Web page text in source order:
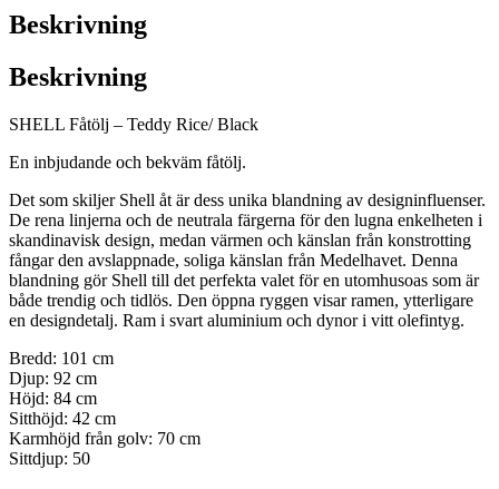
Rustik/Teddy
mängd
Beskrivning
Beskrivning
SHELL Fåtölj – Teddy Rice/ Black
En inbjudande och bekväm fåtölj.
Det som skiljer Shell åt är dess unika blandning av designinfluenser.
De rena linjerna och de neutrala färgerna för den lugna enkelheten i
skandinavisk design, medan värmen och känslan från konstrotting
fångar den avslappnade, soliga känslan från Medelhavet. Denna
blandning gör Shell till det perfekta valet för en utomhusoas som är
både trendig och tidlös. Den öppna ryggen visar ramen, ytterligare
en designdetalj. Ram i svart aluminium och dynor i vitt olefintyg.
Bredd: 101 cm
Djup: 92 cm
Höjd: 84 cm
Sitthöjd: 42 cm
Karmhöjd från golv: 70 cm
Sittdjup: 50